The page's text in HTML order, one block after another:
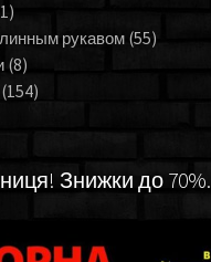
рукавом (55)
(8)
(154)
Знижки до 70%.